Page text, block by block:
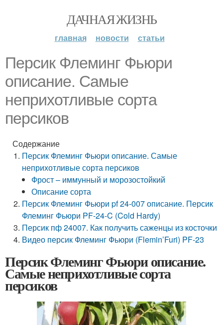
ДАЧНАЯ ЖИЗНЬ
главная новости статьи
Персик Флеминг Фьюри
описание. Самые
неприхотливые сорта
персиков
Содержание
Персик Флеминг Фьюри описание. Самые
неприхотливые сорта персиков
Фрост – иммунный и морозостойкий
Описание сорта
Персик Флеминг Фьюри pf 24-007 описание. Персик
Флеминг Фьюри PF-24-C (Cold Hardy)
Персик пф 24007. Как получить саженцы из косточки
Видео персик Флеминг Фьюри (Flemin’Furi) PF-23
Персик Флеминг Фьюри описание.
Самые неприхотливые сорта
персиков